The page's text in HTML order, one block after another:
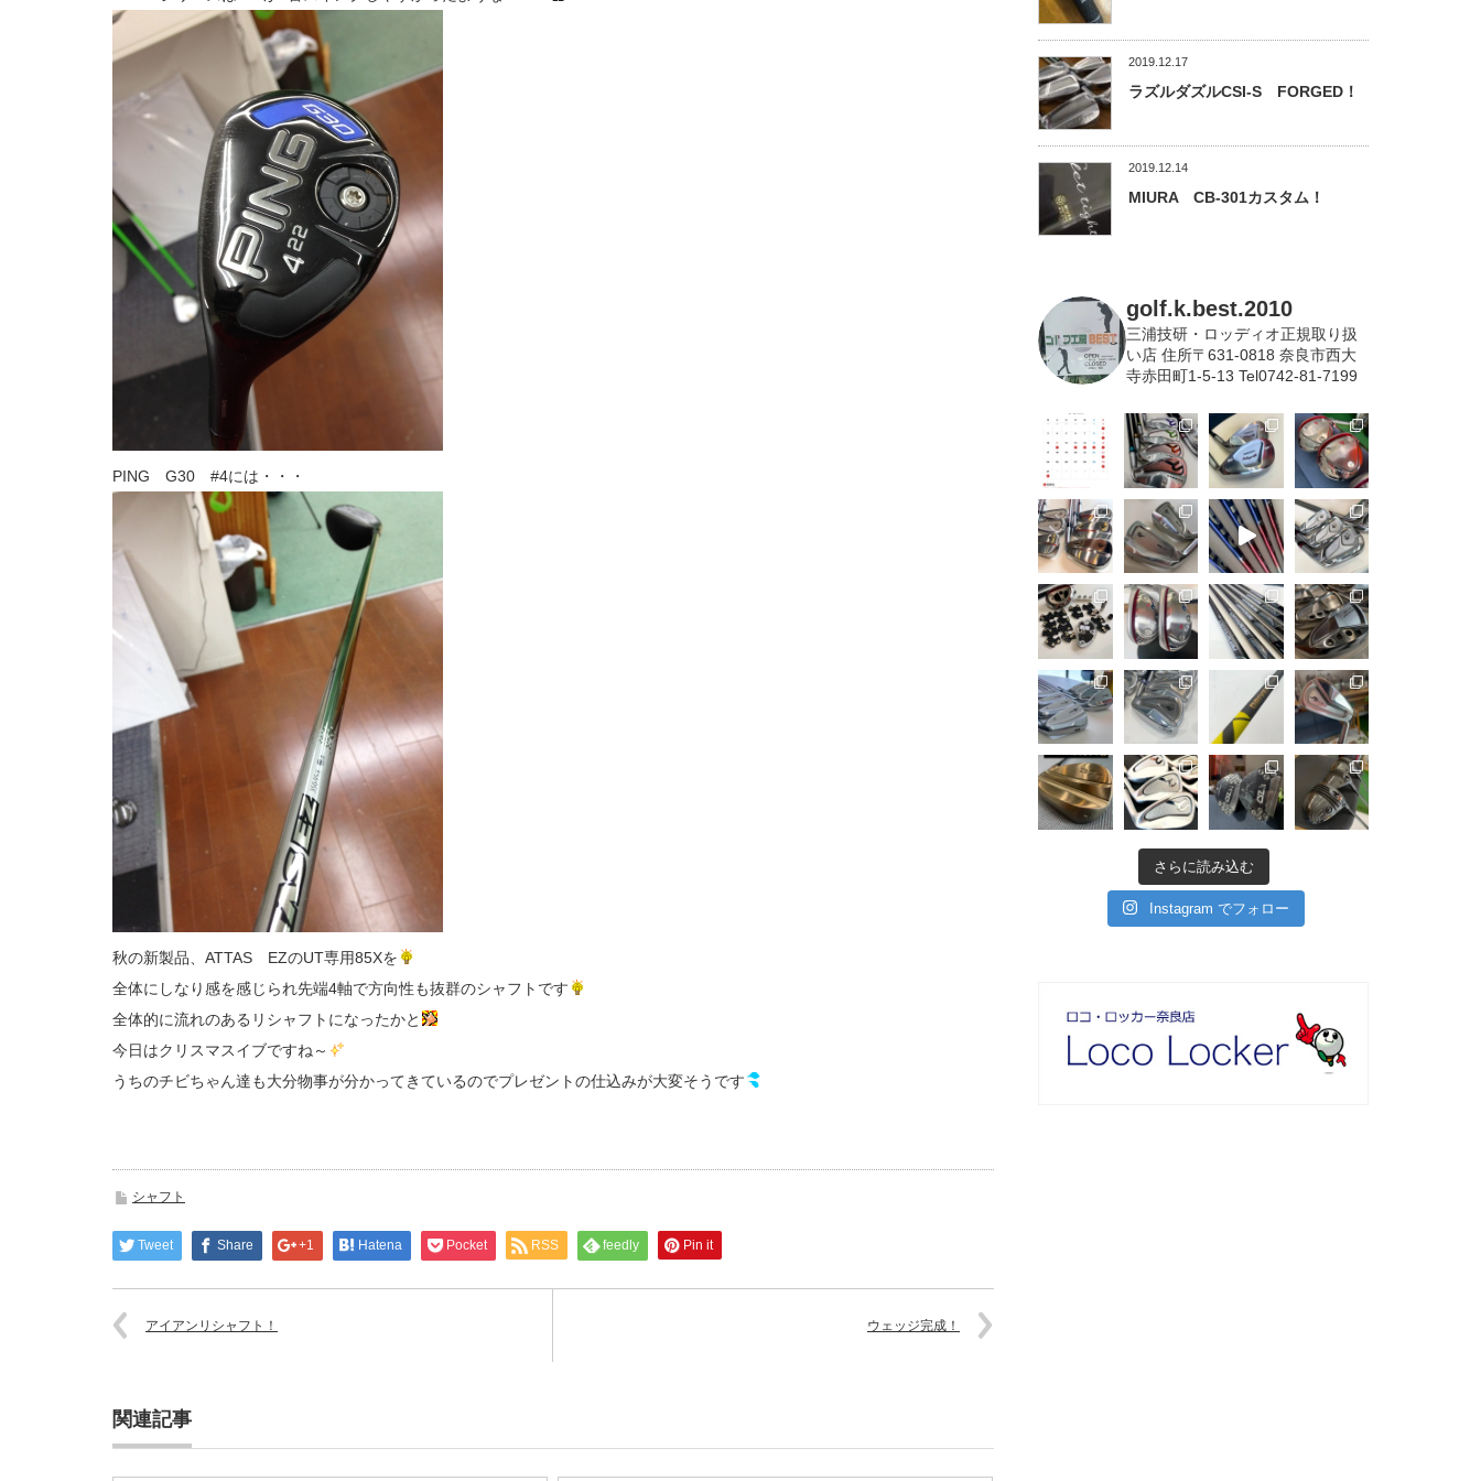
PING G30 #4には・・・
秋の新製品、ATTAS EZのUT専用85Xを
全体にしなり感を感じられ先端4軸で方向性も抜群のシャフトです
全体的に流れのあるリシャフトになったかと
今日はクリスマスイブですね～
うちのチビちゃん達も大分物事が分かってきているのでプレゼントの仕込みが大変そうです
シャフト
Tweet Share +1 Hatena Pocket RSS feedly Pin it
アイアンリシャフト！ ウェッジ完成！
関連記事
2019.12.17
ラズルダズルCSI-S FORGED！
2019.12.14
MIURA CB-301カスタム！
golf.k.best.2010
三浦技研・ロッディオ正規取り扱
い店 住所〒631-0818 奈良市西大
寺赤田町1-5-13 Tel0742-81-7199
さらに読み込む
Instagram でフォロー